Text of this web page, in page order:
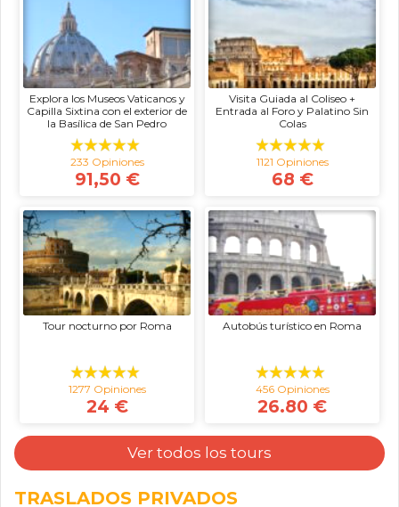
Explora los Museos Vaticanos y
Capilla Sixtina con el exterior de
la Basílica de San Pedro
233 Opiniones
91,50 €
Visita Guiada al Coliseo +
Entrada al Foro y Palatino Sin
Colas
1121 Opiniones
68 €
Tour nocturno por Roma
1277 Opiniones
24 €
Autobús turístico en Roma
456 Opiniones
26.80 €
Ver todos los tours
TRASLADOS PRIVADOS